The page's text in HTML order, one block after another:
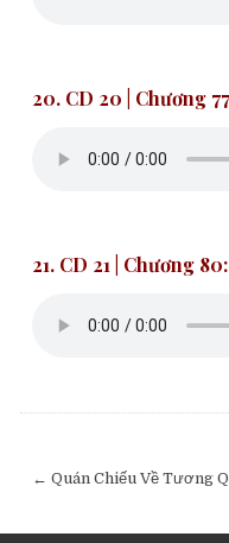
20. CD 20 | Chương
21. CD 21 | Chương
navigation
← Quán Chiếu Về Tương